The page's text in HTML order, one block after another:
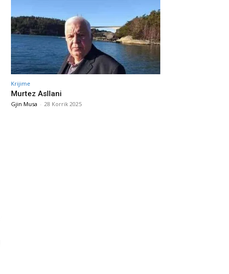
Krijime
Murtez Asllani
Gjin Musa - 28 Korrik 2025